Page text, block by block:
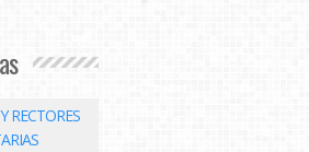
RECTORES